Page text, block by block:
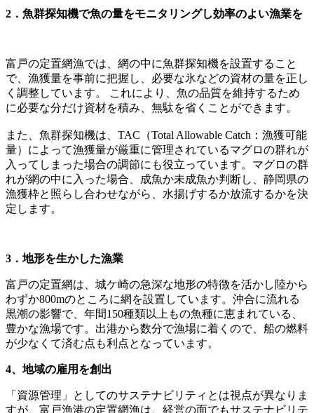
2．魚群探知機で魚の量をモニタリングし効率のよい漁業を
富戸の定置網漁では、網の中に魚群探知機を設置すること
で、漁獲量を事前に把握し、必要な氷などの資材の量を正し
く調整しています。 これにより、魚の品質を維持するため
に必要な分だけ資材を積み、無駄を省くことができます。
また、魚群探知機は、TAC（Total Allowable Catch：漁獲可能
量）によって漁獲量が厳重に管理されているマグロの群れが
入ってしまった場合の調節にも役立っています。マグロの群
れが網の中に入った場合、成魚か未成魚か判断し、静岡県の
漁獲枠と照らし合わせながら、水揚げするか放流するかを決
定します。
3．地形を生かした漁業
富戸の定置網は、城ケ崎の急深な地形の特徴を活かし陸から
わずか800mのところに網を設置しています。沖合に流れる
黒潮の影響で、年間150種類以上もの魚種に恵まれている、
豊かな漁場です。出港から数分で漁場に着くので、船の燃料
が少なくて済む点も利点となっています。
4、地域の雇用を創出
「資源管理」としてのサステナビリティとは視点が異なりま
すが、富戸漁港の定置網漁は、経営の面でもサステナビリテ